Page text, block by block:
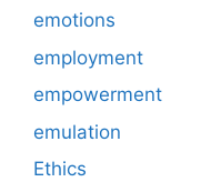
emotions
employment
empowerment
emulation
Ethics